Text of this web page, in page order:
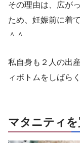
その理由は、広が
ため、妊娠前に着
＾＾
私自身も２人の出
ィボトムをしばら
マタニティを